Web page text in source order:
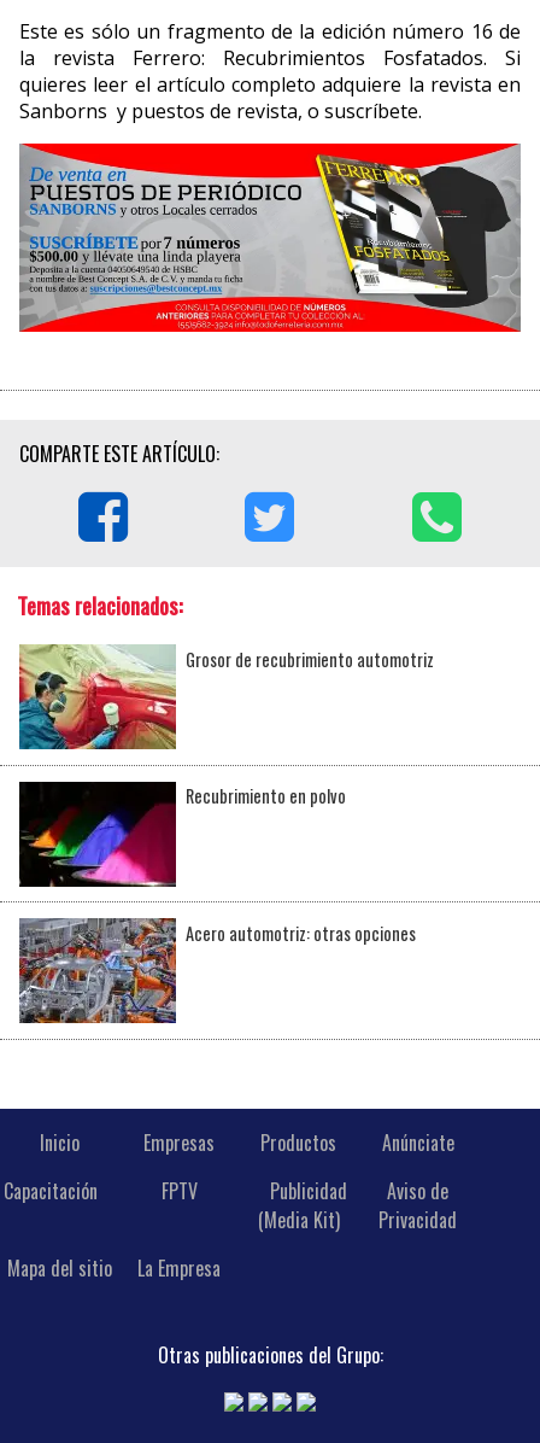
Este es sólo un fragmento de la edición número 16 de
la revista Ferrero: Recubrimientos Fosfatados. Si
quieres leer el artículo completo adquiere la revista en
Sanborns y puestos de revista, o suscríbete.
COMPARTE ESTE ARTÍCULO:
Temas relacionados:
Grosor de recubrimiento automotriz
Recubrimiento en polvo
Acero automotriz: otras opciones
Inicio Empresas Productos
Anúnciate
Capacitación
FPTV
Publicidad
(Media Kit)
Aviso de
Privacidad
Mapa del sitio
La Empresa
Otras publicaciones del Grupo: